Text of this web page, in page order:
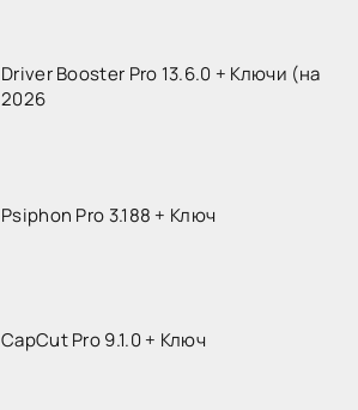
Driver Booster Pro 13.6.0 + Ключи (на
2026
Psiphon Pro 3.188 + Ключ
CapCut Pro 9.1.0 + Ключ